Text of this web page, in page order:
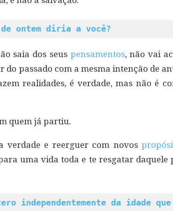
de ontem diria a você?
saia dos seus pensamentos, não vai
do passado com a mesma intenção de
realidades, é verdade, mas não é
quem já partiu.
verdade e reerguer com novos
uma vida toda e te resgatar daquele
independentemente da idade